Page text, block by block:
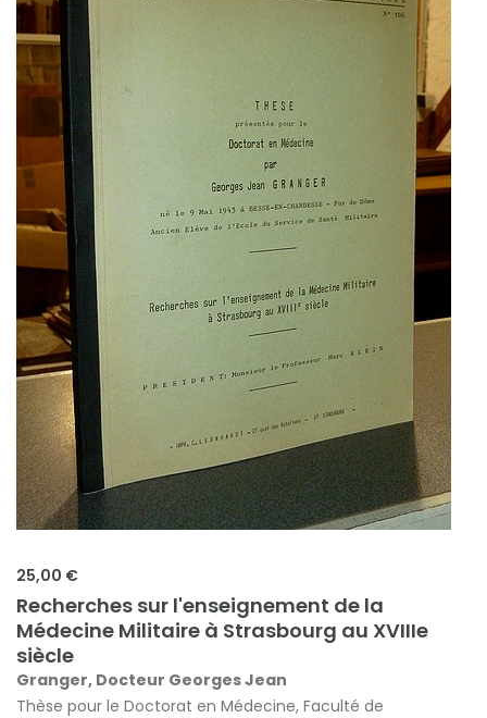
25,00 €
Recherches sur l'enseignement de la
Médecine Militaire à Strasbourg au XVIIIe
siècle
Granger, Docteur Georges Jean
Thèse pour le Doctorat en Médecine, Faculté de